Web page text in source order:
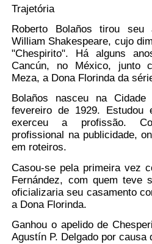
Trajetória
Roberto Bolaños tirou seu
William Shakespeare, cujo
"Chespirito". Há alguns
Cancún, no México, junto
Meza, a Dona Florinda da
Bolaños nasceu na
fevereiro de 1929. Estudou
exerceu a profissão.
profissional na publicidade,
em roteiros.
Casou-se pela primeira vez
Fernández, com quem teve
oficializaria seu casamento
a Dona Florinda.
Ganhou o apelido de
Agustín P. Delgado por causa